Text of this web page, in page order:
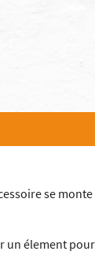
se
un élement